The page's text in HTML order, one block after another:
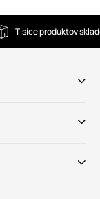
Tisíce produktov